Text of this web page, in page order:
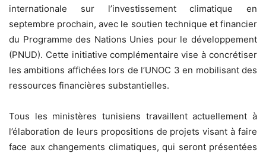
internationale sur l’investissement climatique en
septembre prochain, avec le soutien technique et financier
du Programme des Nations Unies pour le développement
(PNUD). Cette initiative complémentaire vise à concrétiser
les ambitions affichées lors de l’UNOC 3 en mobilisant des
ressources financières substantielles.
Tous les ministères tunisiens travaillent actuellement à
l’élaboration de leurs propositions de projets visant à faire
face aux changements climatiques, qui seront présentées